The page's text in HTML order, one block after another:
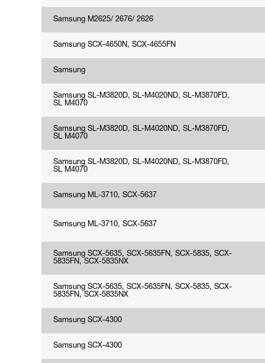
Samsung M2625/ 2676/ 2626
Samsung SCX-4650N, SCX-4655FN
Samsung
Samsung SL-M3820D, SL-M4020ND, SL-M3870FD,
SL M4070
Samsung SL-M3820D, SL-M4020ND, SL-M3870FD,
SL M4070
Samsung SL-M3820D, SL-M4020ND, SL-M3870FD,
SL M4070
Samsung ML-3710, SCX-5637
Samsung ML-3710, SCX-5637
Samsung SCX-5635, SCX-5635FN, SCX-5835, SCX-
5835FN, SCX-5835NX
Samsung SCX-5635, SCX-5635FN, SCX-5835, SCX-
5835FN, SCX-5835NX
Samsung SCX-4300
Samsung SCX-4300